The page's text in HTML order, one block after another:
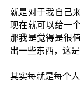
就是对于我自己
现在就可以给一
那我是觉得是很
出一些东西，这
其实每就是每个